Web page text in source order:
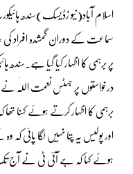
اسلام آباد(نیو زڈیسک)سندھ
سماعت کے دوران گمشدہ افراد کی
پر برہمی کا اظہار کیا گیا ہے۔سندھ
درخواستوں پر جسٹس نعمت
برہمی کا اظہار کرتے ہوئے کہنا
اور پولیس یہ پتا نہیں لگا پائی
ہوئے کہا کہ جے آئی ٹی نے آج